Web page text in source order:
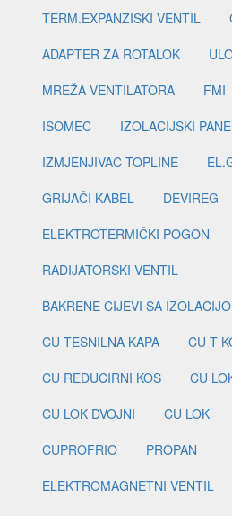
TERM.EXPANZISKI VENTIL
ADAPTER ZA ROTALOK
MREŽA VENTILATORA
FMI
ISOMEC
IZOLACIJSKI
IZMJENJIVAČ TOPLINE
GRIJAČI KABEL
DEVIREG
ELEKTROTERMIČKI POGON
RADIJATORSKI VENTIL
BAKRENE CIJEVI SA
CU TESNILNA KAPA
CU T
CU REDUCIRNI KOS
CU
CU LOK DVOJNI
CU LOK
CUPROFRIO
PROPAN
ELEKTROMAGNETNI VENTIL